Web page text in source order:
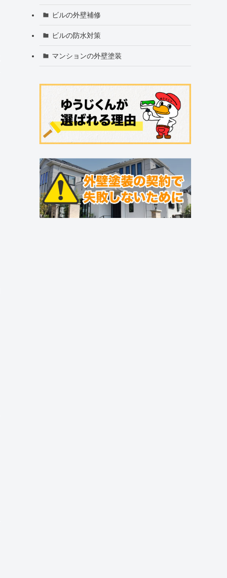
ビルの外壁補修
ビルの防水対策
マンションの外壁塗装